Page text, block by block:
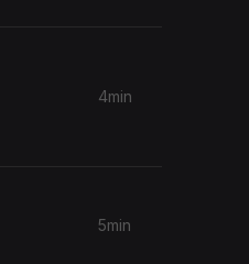
4min
5min